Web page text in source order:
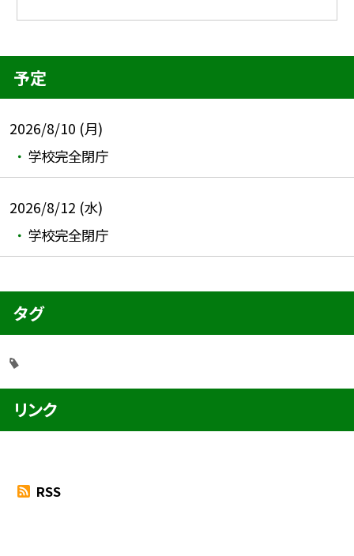
予定
2026/8/10 (月)
学校完全閉庁
2026/8/12 (水)
学校完全閉庁
タグ
リンク
RSS